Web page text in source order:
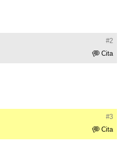
#2
Cita
#3
Cita